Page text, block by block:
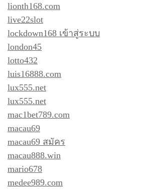
lionth168.com
live22slot
lockdown168 เข้าสู่ระบบ
london45
lotto432
luis16888.com
lux555.net
lux555.net
mac1bet789.com
macau69
macau69 สมัคร
macau888.win
mario678
medee989.com